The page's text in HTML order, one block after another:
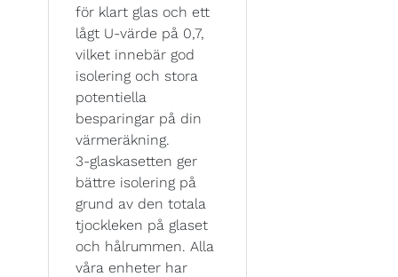
för klart glas och ett
lågt U-värde på 0,7,
vilket innebär god
isolering och stora
potentiella
besparingar på din
värmeräkning.
3-glaskasetten ger
bättre isolering på
grund av den totala
tjockleken på glaset
och hålrummen. Alla
våra enheter har